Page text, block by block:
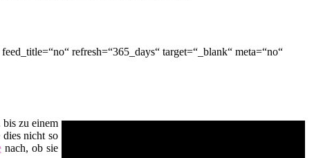
refresh=“365_days“ target=“_blank“ meta=“no“
bis zu einem
nicht so
nach, ob sie